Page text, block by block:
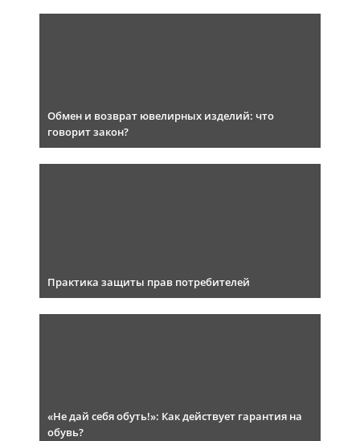
Обмен и возврат ювелирных изделий: что
говорит закон?
Практика защиты прав потребителей
«Не дай себя обуть!»: Как действует гарантия на
обувь?